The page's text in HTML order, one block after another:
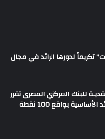
تكريماً لدورها الرائد في مجال
للبنك المركزي المصرى تقرر
خفض أسعار العائد الأساسية بواقع 100 نقطة